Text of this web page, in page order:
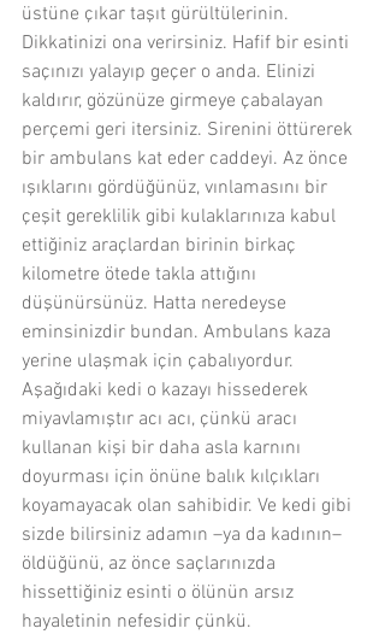
üstüne çıkar taşıt gürültülerinin.
Dikkatinizi ona verirsiniz. Hafif bir esinti
saçınızı yalayıp geçer o anda. Elinizi
kaldırır, gözünüze girmeye çabalayan
perçemi geri itersiniz. Sirenini öttürerek
bir ambulans kat eder caddeyi. Az önce
ışıklarını gördüğünüz, vınlamasını bir
çeşit gereklilik gibi kulaklarınıza kabul
ettiğiniz araçlardan birinin birkaç
kilometre ötede takla attığını
düşünürsünüz. Hatta neredeyse
eminsinizdir bundan. Ambulans kaza
yerine ulaşmak için çabalıyordur.
Aşağıdaki kedi o kazayı hissederek
miyavlamıştır acı acı, çünkü aracı
kullanan kişi bir daha asla karnını
doyurması için önüne balık kılçıkları
koyamayacak olan sahibidir. Ve kedi gibi
sizde bilirsiniz adamın –ya da kadının–
öldüğünü, az önce saçlarınızda
hissettiğiniz esinti o ölünün arsız
hayaletinin nefesidir çünkü.